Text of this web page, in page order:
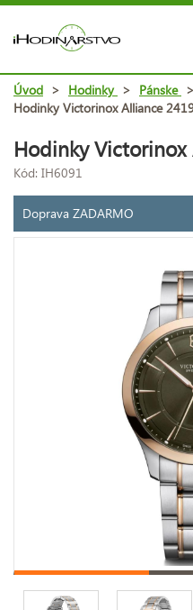
Úvod > Hodinky > Pánske >
Hodinky Victorinox Alliance
Hodinky Victorinox
Kód: IH6091
Doprava ZADARMO